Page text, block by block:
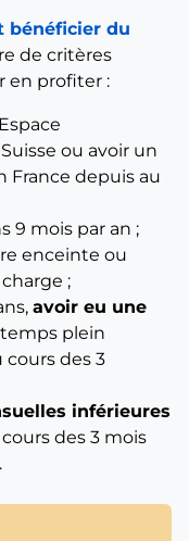
bénéficier du
de critères
en profiter :
ou avoir un
France depuis au
9 mois par an ;
enceinte ou
;
avoir eu une
plein
cours des 3
inférieures
des 3 mois